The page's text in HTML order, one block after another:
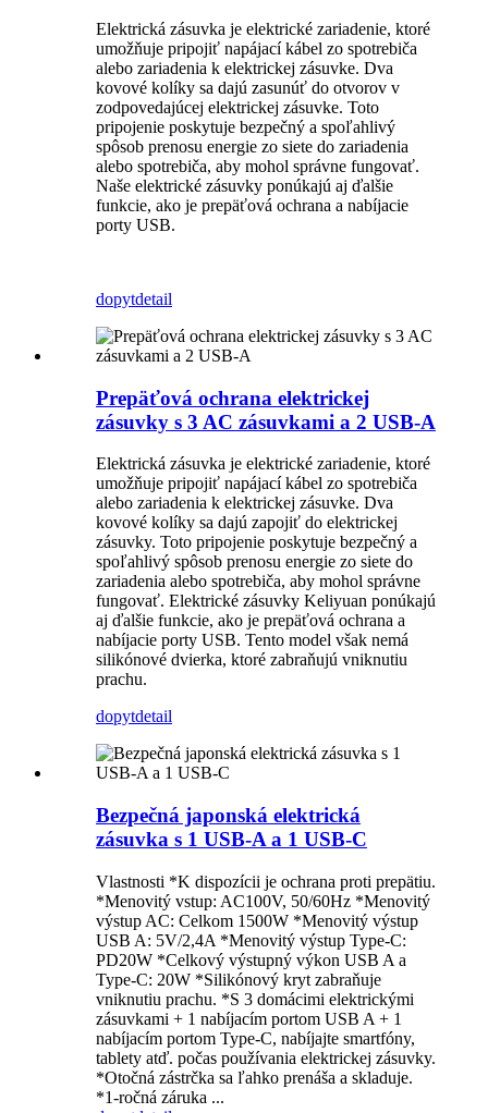
Elektrická zásuvka je elektrické zariadenie, ktoré
umožňuje pripojiť napájací kábel zo spotrebiča
alebo zariadenia k elektrickej zásuvke. Dva
kovové kolíky sa dajú zasunúť do otvorov v
zodpovedajúcej elektrickej zásuvke. Toto
pripojenie poskytuje bezpečný a spoľahlivý
spôsob prenosu energie zo siete do zariadenia
alebo spotrebiča, aby mohol správne fungovať.
Naše elektrické zásuvky ponúkajú aj ďalšie
funkcie, ako je prepäťová ochrana a nabíjacie
porty USB.
dopytdetail
Prepäťová ochrana elektrickej
zásuvky s 3 AC zásuvkami a 2 USB-A
Elektrická zásuvka je elektrické zariadenie, ktoré
umožňuje pripojiť napájací kábel zo spotrebiča
alebo zariadenia k elektrickej zásuvke. Dva
kovové kolíky sa dajú zapojiť do elektrickej
zásuvky. Toto pripojenie poskytuje bezpečný a
spoľahlivý spôsob prenosu energie zo siete do
zariadenia alebo spotrebiča, aby mohol správne
fungovať. Elektrické zásuvky Keliyuan ponúkajú
aj ďalšie funkcie, ako je prepäťová ochrana a
nabíjacie porty USB. Tento model však nemá
silikónové dvierka, ktoré zabraňujú vniknutiu
prachu.
dopytdetail
Bezpečná japonská elektrická
zásuvka s 1 USB-A a 1 USB-C
Vlastnosti *K dispozícii je ochrana proti prepätiu.
*Menovitý vstup: AC100V, 50/60Hz *Menovitý
výstup AC: Celkom 1500W *Menovitý výstup
USB A: 5V/2,4A *Menovitý výstup Type-C:
PD20W *Celkový výstupný výkon USB A a
Type-C: 20W *Silikónový kryt zabraňuje
vniknutiu prachu. *S 3 domácimi elektrickými
zásuvkami + 1 nabíjacím portom USB A + 1
nabíjacím portom Type-C, nabíjajte smartfóny,
tablety atď. počas používania elektrickej zásuvky.
*Otočná zástrčka sa ľahko prenáša a skladuje.
*1-ročná záruka ...